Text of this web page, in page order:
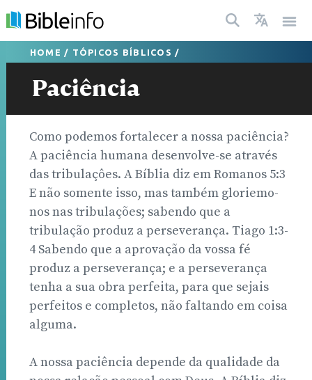
HOME / TÓPICOS BÍBLICOS /
Paciência
Como podemos fortalecer a nossa paciência?
A paciência humana desenvolve-se através
das tribulaçôes. A Bíblia diz em Romanos 5:3
E não somente isso, mas também gloriemo-
nos nas tribulações; sabendo que a
tribulação produz a perseverança. Tiago 1:3-
4 Sabendo que a aprovação da vossa fé
produz a perseverança; e a perseverança
tenha a sua obra perfeita, para que sejais
perfeitos e completos, não faltando em coisa
alguma.
A nossa paciência depende da qualidade da